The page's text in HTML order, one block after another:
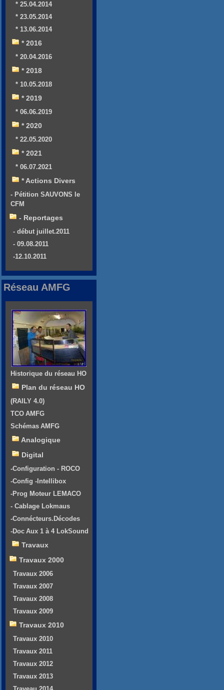
* 25.04.2014
* 23.05.2014
* 13.06.2014
* 2016
* 20.04.2016
* 2018
* 10.05.2018
* 2019
* 06.06.2019
* 2020
* 22.05.2020
* 2021
* 06.07.2021
* Actions Divers
- Pétition SAUVONS le
CFM
- Reportages
- début juillet.2011
- 09.08.2011
-12.10.2011
Réseau AMFG
Historique du réseau HO
Plan du réseau HO
(RAILY 4.0)
TCO AMFG
Schémas AMFG
Analogique
Digital
-Configuration - ROCO
-Config -Intellibox
-Prog Moteur LEMACO
- Cablage Lokmaus
-Connécteurs.Décodes
-Doc Aux 1 à 4 LokSound
Travaux
Travaux 2000
Travaux 2006
Travaux 2007
Travaux 2008
Travaux 2009
Travaux 2010
Travaux 2010
Travaux 2011
Travaux 2012
Travaux 2013